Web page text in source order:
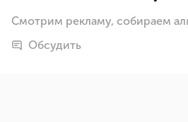
Смотрим рекламу, собираем
Обсудить